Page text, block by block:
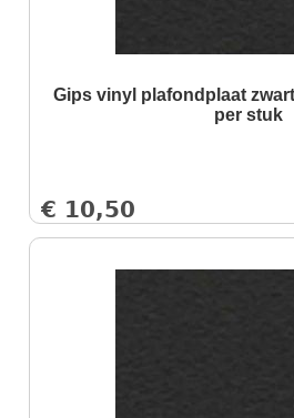
Gips vinyl plafondplaat
per stuk
€ 10,50